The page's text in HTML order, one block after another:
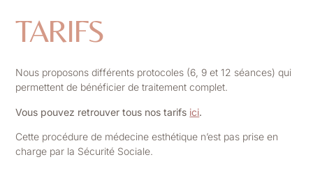
TARIFS
Nous proposons différents protocoles (6, 9 et 12 séances) qui
permettent de bénéficier de traitement complet.
Vous pouvez retrouver tous nos tarifs ici.
Cette procédure de médecine esthétique n’est pas prise en
charge par la Sécurité Sociale.